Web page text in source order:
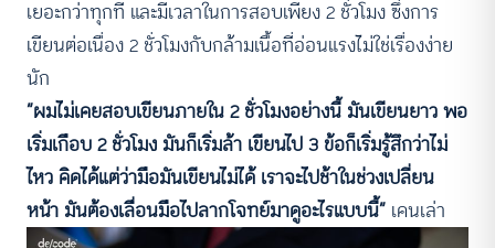
เยอะกว่าทุกที และมีเวลาในการสอบเพียง 2 ชั่วโมง ซึ่งการ
เขียนต่อเนื่อง 2 ชั่วโมงกับกล้ามเนื้อที่อ่อนแรงไม่ใช่เรื่องง่าย
นัก
“ผมไม่เคยสอบเขียนภายใน 2 ชั่วโมงอย่างนี้ มันเขียนยาว พอ
เริ่มเกือบ 2 ชั่วโมง มันก็เริ่มล้า เขียนไป 3 ข้อก็เริ่มรู้สึกว่าไม่
ไหว คิดได้แต่ว่ามือมันเขียนไม่ได้ เราจะไปช้าในช่วงเปลี่ยน
หน้า มันต้องเลื่อนมือไปลากโจทย์มาดูอะไรแบบนี้” เคนเล่า